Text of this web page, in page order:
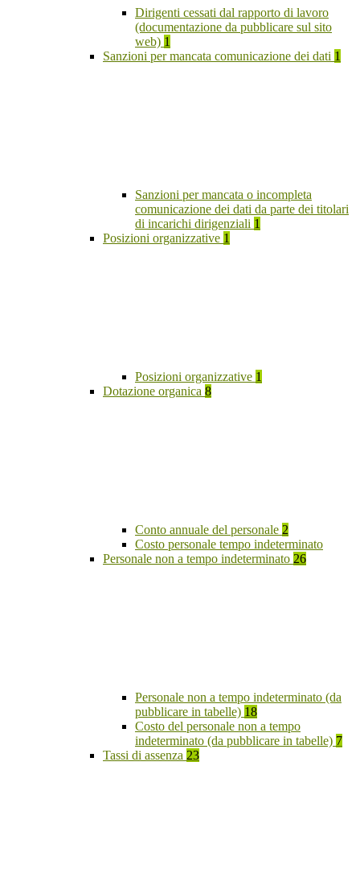
Dirigenti cessati dal rapporto di lavoro
(documentazione da pubblicare sul sito
web) 1
Sanzioni per mancata comunicazione dei dati 1
Sanzioni per mancata o incompleta
comunicazione dei dati da parte dei titolari
di incarichi dirigenziali 1
Posizioni organizzative 1
Posizioni organizzative 1
Dotazione organica 8
Conto annuale del personale 2
Costo personale tempo indeterminato
Personale non a tempo indeterminato 26
Personale non a tempo indeterminato (da
pubblicare in tabelle) 18
Costo del personale non a tempo
indeterminato (da pubblicare in tabelle) 7
Tassi di assenza 23